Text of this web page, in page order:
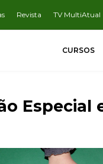
Revista TV MultiAtual
CURSOS
Especial